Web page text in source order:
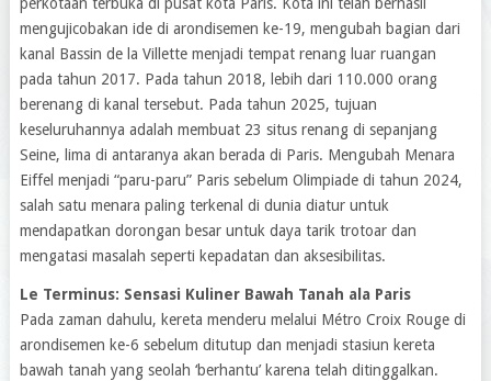
perkotaan terbuka di pusat kota Paris. Kota ini telah berhasil
mengujicobakan ide di arondisemen ke-19, mengubah bagian dari
kanal Bassin de la Villette menjadi tempat renang luar ruangan
pada tahun 2017. Pada tahun 2018, lebih dari 110.000 orang
berenang di kanal tersebut. Pada tahun 2025, tujuan
keseluruhannya adalah membuat 23 situs renang di sepanjang
Seine, lima di antaranya akan berada di Paris. Mengubah Menara
Eiffel menjadi “paru-paru” Paris sebelum Olimpiade di tahun 2024,
salah satu menara paling terkenal di dunia diatur untuk
mendapatkan dorongan besar untuk daya tarik trotoar dan
mengatasi masalah seperti kepadatan dan aksesibilitas.
Le Terminus: Sensasi Kuliner Bawah Tanah ala Paris
Pada zaman dahulu, kereta menderu melalui Métro Croix Rouge di
arondisemen ke-6 sebelum ditutup dan menjadi stasiun kereta
bawah tanah yang seolah ‘berhantu’ karena telah ditinggalkan.